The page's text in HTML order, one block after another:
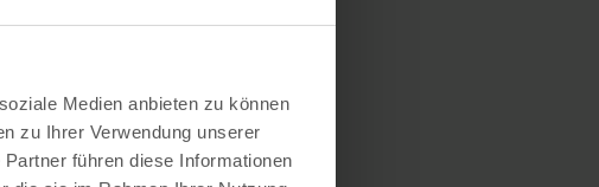
Medien anbieten zu können
zu Ihrer Verwendung unserer
führen diese Informationen